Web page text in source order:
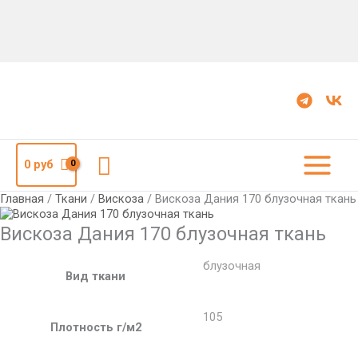
0руб Поиск
Главная / Ткани / Вискоза / Вискоза Дания 170 блузочная ткань
Вискоза Дания 170 блузочная ткань
Вид ткани
блузочная
Плотность г/м2
105